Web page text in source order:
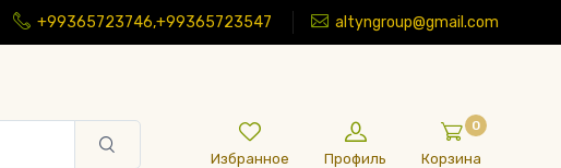
+99365723746,+99365723547 altyngroup@gmail.com
Избранное Профиль
0
Корзина